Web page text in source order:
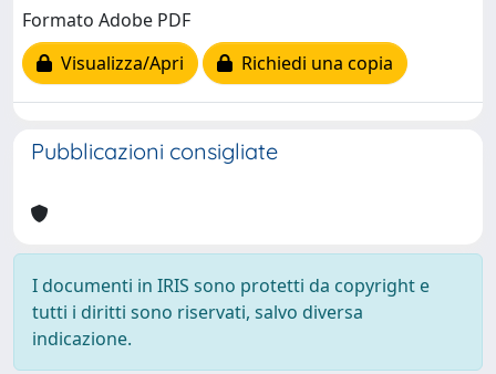
Formato Adobe PDF
Visualizza/Apri
Richiedi una copia
Pubblicazioni consigliate
I documenti in IRIS sono protetti da copyright e
tutti i diritti sono riservati, salvo diversa
indicazione.